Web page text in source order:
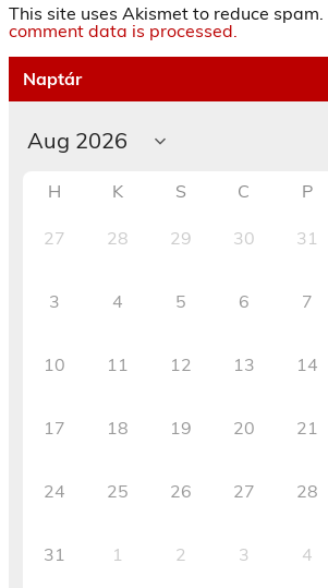
This site uses Akismet to reduce spam.
comment data is processed.
Naptár
H K S C P
27 28 29 30 31
3 4 5 6 7
10 11 12 13 14
17 18 19 20 21
24 25 26 27 28
31 1 2 3 4